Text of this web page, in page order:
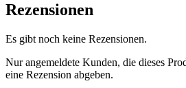
Rezensionen
Es gibt noch keine Rezensionen.
Nur angemeldete Kunden, die dieses
eine Rezension abgeben.